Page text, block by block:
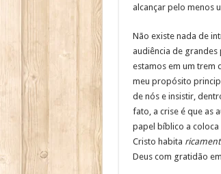
alcançar pelo menos
Não existe nada de
audiência de
estamos em um trem
meu propósito
de nós e insistir,
fato, a crise é que as
papel bíblico a
Cristo habita
Deus com gratidão